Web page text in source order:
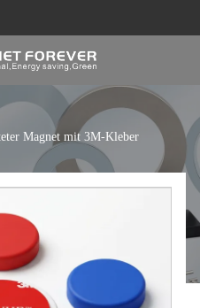
Magnet mit 3M-Kleber